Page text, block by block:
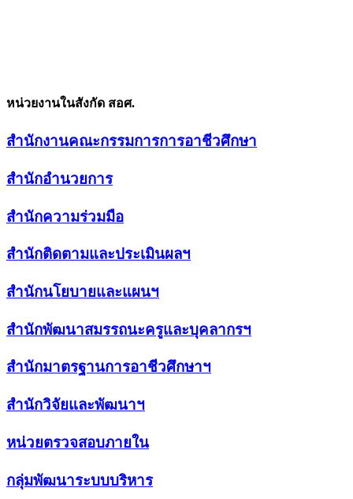
หน่วยงานในสังกัด สอศ.
สำนักงานคณะกรรมการการอาชีวศึกษา
สำนักอำนวยการ
สำนักความร่วมมือ
สำนักติดตามและประเมินผลฯ
สำนักนโยบายและแผนฯ
สำนักพัฒนาสมรรถนะครูและบุคลากรฯ
สำนักมาตรฐานการอาชีวศึกษาฯ
สำนักวิจัยและพัฒนาฯ
หน่วยตรวจสอบภายใน
กลุ่มพัฒนาระบบบริหาร